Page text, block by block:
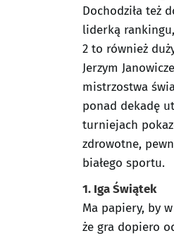
Dochodziła też
liderką
2 to również
Jerzym
mistrzostwa
ponad dekadę
turniejach
zdrowotne,
białego sportu.
1. Iga Świątek
Ma papiery, by
że gra dopiero